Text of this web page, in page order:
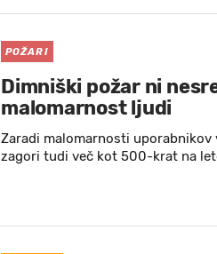
POŽARI
Dimniški požar ni
malomarnost ljudi
Zaradi malomarnosti uporabnikov
zagori tudi več kot 500-krat na